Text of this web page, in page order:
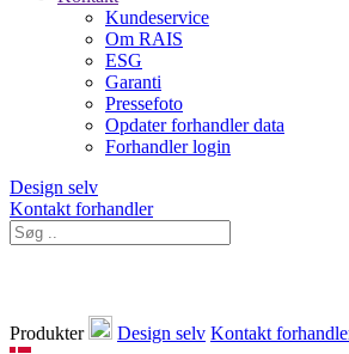
Kundeservice
Om RAIS
ESG
Garanti
Pressefoto
Opdater forhandler data
Forhandler login
Design selv
Kontakt forhandler
Produkter Design selv Kontakt